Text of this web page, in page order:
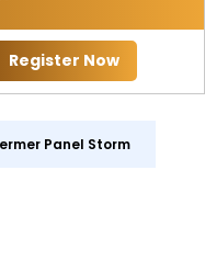
Register Now
Panel Storm